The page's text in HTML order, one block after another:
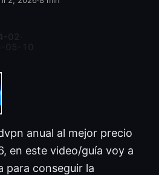
anual al mejor precio
en este video/guía voy a
para conseguir la